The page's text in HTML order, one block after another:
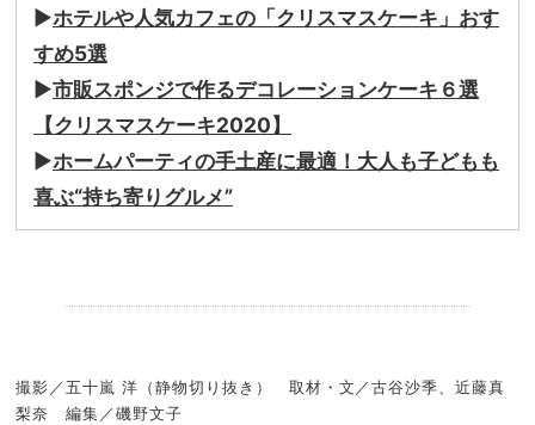
▶︎ホテルや人気カフェの「クリスマスケーキ」おす
すめ5選
▶︎市販スポンジで作るデコレーションケーキ６選
【クリスマスケーキ2020】
▶︎ホームパーティの手土産に最適！大人も子どもも
喜ぶ“持ち寄りグルメ”
撮影／五十嵐 洋（静物切り抜き） 取材・文／古谷沙季、近藤真
梨奈 編集／磯野文子